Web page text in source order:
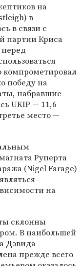
на
в
в связи с
партии Криса
победу на
набравшие
UKIP — 11,6
место —
Руперта
(Nigel Farage)
на
склонны
В наибольшей
Дэвида
прежде всего